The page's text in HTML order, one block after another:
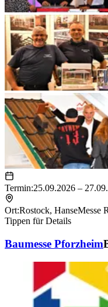
Termin:25.09.2026 –
Ort:Rostock, HanseMesse
Tippen für Details
Baumesse Pforzheim